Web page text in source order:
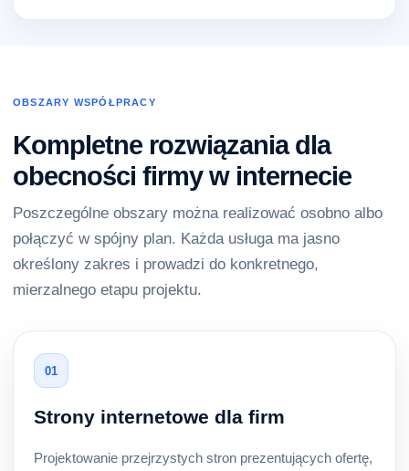
OBSZARY WSPÓŁPRACY
Kompletne rozwiązania dla
obecności firmy w internecie
Poszczególne obszary można realizować osobno albo
połączyć w spójny plan. Każda usługa ma jasno
określony zakres i prowadzi do konkretnego,
mierzalnego etapu projektu.
01
Strony internetowe dla firm
Projektowanie przejrzystych stron prezentujących ofertę,